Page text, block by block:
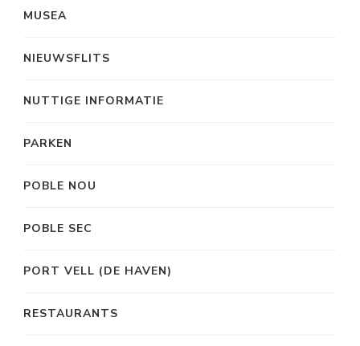
MUSEA
NIEUWSFLITS
NUTTIGE INFORMATIE
PARKEN
POBLE NOU
POBLE SEC
PORT VELL (DE HAVEN)
RESTAURANTS